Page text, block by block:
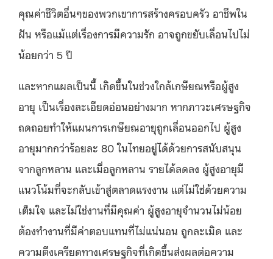
คุณค่าชีวิตอื่นๆของพวกเขาการสร้างครอบครัว อาชีพใน
ฝัน หรือแม้แต่เรื่องการมีความรัก อาจถูกขยับเลื่อนไปไม่
น้อยกว่า 5 ปี
และหากแผลเป็นนี้ เกิดขึ้นในช่วงใกล้เกษียณหรือผู้สูง
อายุ เป็นเรื่องละเอียดอ่อนอย่างมาก หากภาวะเศรษฐกิจ
ถดถอยทำให้แผนการเกษียณอายุถูกเลื่อนออกไป ผู้สูง
อายุมากกว่าร้อยละ 80 ในไทยอยู่ได้ด้วยการสนับสนุน
จากลูกหลาน และเมื่อลูกหลาน รายได้ลดลง ผู้สูงอายุมี
แนวโน้มที่จะกลับเข้าสู่ตลาดแรงงาน แต่ไม่ใช่ด้วยความ
เต็มใจ และไม่ใช่งานที่มีคุณค่า ผู้สูงอายุจำนวนไม่น้อย
ต้องทำงานที่มีค่าตอบแทนที่ไม่แน่นอน ถูกละเมิด และ
ความตึงเครียดทางเศรษฐกิจที่เกิดขึ้นส่งผลต่อความ